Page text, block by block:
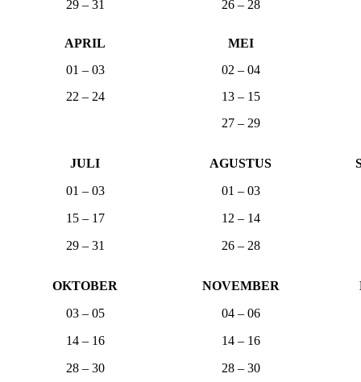
29 – 31 26 – 28
APRIL
MEI
01 – 03
02 – 04
22 – 24
13 – 15
27 – 29
JULI AGUSTUS
01 – 03
01 – 03
15 – 17
12 – 14
29 – 31
26 – 28
OKTOBER NOVEMBER
03 – 05
04 – 06
14 – 16
14 – 16
28 – 30
28 – 30